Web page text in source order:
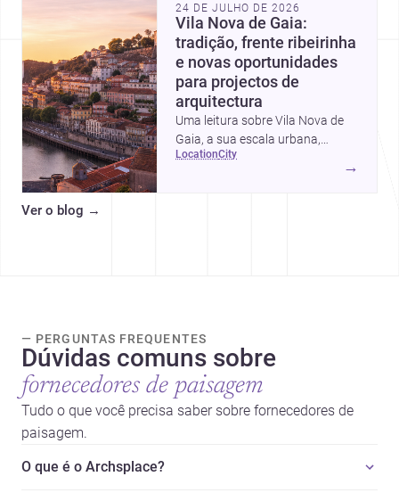
escondidas.
24 DE JULHO DE 2026
Vila Nova de Gaia:
tradição, frente ribeirinha
e novas oportunidades
para projectos de
arquitectura
Uma leitura sobre Vila Nova de
Gaia, a sua escala urbana,
património arquitectónico e
location city
→
Ver o blog →
— PERGUNTAS FREQUENTES
Dúvidas comuns sobre
fornecedores de paisagem
Tudo o que você precisa saber sobre fornecedores de
paisagem.
O que é o Archsplace?